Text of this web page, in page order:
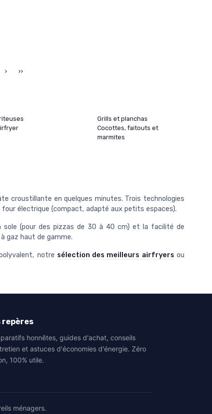
› ››
Grills et planchas
Cocottes, faitouts et
marmites
croustillante en quelques minutes. Trois technologies
électrique (compact, adapté aux petits espaces).
sole (pour des pizzas de 30 à 40 cm) et la facilité de
gaz haut de gamme.
notre sélection des meilleurs airfryers ou
repères
honnêtes, guides d'achat, conseils
et astuces d'économies d'énergie. Zéro
100% utile.
ménagers.